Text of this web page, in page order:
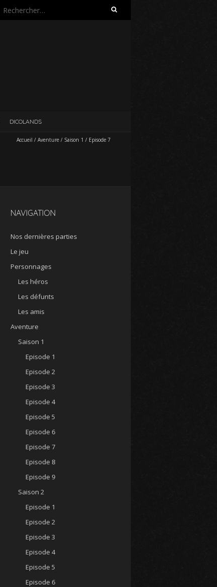
Rechercher :
DICOLANDS
Accueil / Aventure / Saison 1 / Episode 7
NAVIGATION
Nos dernières parties
Le jeu
Personnages
Les héros
Les défunts
Les amis
Aventure
Saison 1
Episode 1
Episode 2
Episode 3
Episode 4
Episode 5
Episode 6
Episode 7
Episode 8
Episode 9
Saison 2
Episode 1
Episode 2
Episode 3
Episode 4
Episode 5
Episode 6